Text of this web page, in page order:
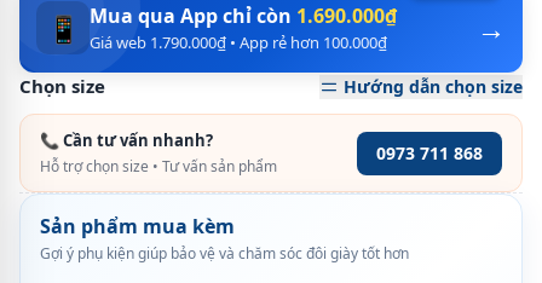
→
📱 Mua qua App chỉ còn 1.690.000₫
Giá web 1.790.000₫ • App rẻ hơn 100.000₫
Chọn size Hướng dẫn chọn size
📞 Cần tư vấn nhanh?
Hỗ trợ chọn size • Tư vấn sản phẩm
0973 711 868
Sản phẩm mua kèm
Gợi ý phụ kiện giúp bảo vệ và chăm sóc đôi giày tốt hơn